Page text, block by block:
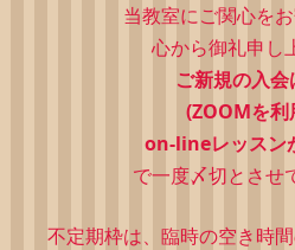
当教室にご関心をお
心から御礼申し
ご新規の入会
(ZOOMを利
on-lineレッスン
で一度〆切とさせ
不定期枠は、 臨時の空き時